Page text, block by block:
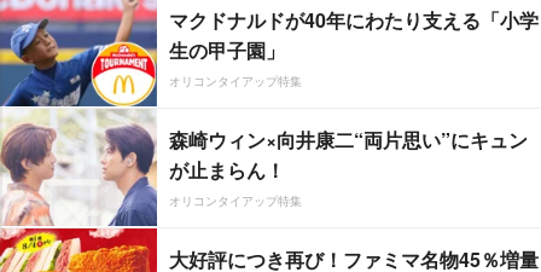
マクドナルドが40年にわたり支える「小学
生の甲子園」
オリコンタイアップ特集
森崎ウィン×向井康二“両片思い”にキュン
が止まらん！
オリコンタイアップ特集
大好評につき再び！ファミマ名物45％増量